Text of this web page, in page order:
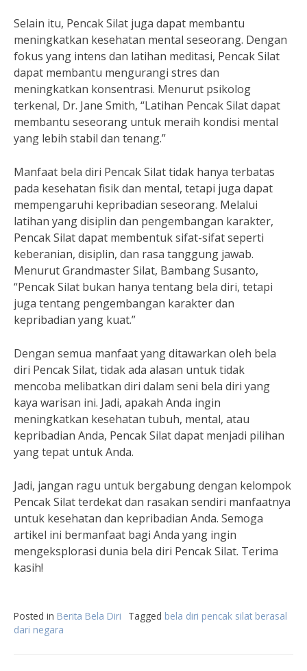
Selain itu, Pencak Silat juga dapat membantu
meningkatkan kesehatan mental seseorang. Dengan
fokus yang intens dan latihan meditasi, Pencak Silat
dapat membantu mengurangi stres dan
meningkatkan konsentrasi. Menurut psikolog
terkenal, Dr. Jane Smith, “Latihan Pencak Silat dapat
membantu seseorang untuk meraih kondisi mental
yang lebih stabil dan tenang.”
Manfaat bela diri Pencak Silat tidak hanya terbatas
pada kesehatan fisik dan mental, tetapi juga dapat
mempengaruhi kepribadian seseorang. Melalui
latihan yang disiplin dan pengembangan karakter,
Pencak Silat dapat membentuk sifat-sifat seperti
keberanian, disiplin, dan rasa tanggung jawab.
Menurut Grandmaster Silat, Bambang Susanto,
“Pencak Silat bukan hanya tentang bela diri, tetapi
juga tentang pengembangan karakter dan
kepribadian yang kuat.”
Dengan semua manfaat yang ditawarkan oleh bela
diri Pencak Silat, tidak ada alasan untuk tidak
mencoba melibatkan diri dalam seni bela diri yang
kaya warisan ini. Jadi, apakah Anda ingin
meningkatkan kesehatan tubuh, mental, atau
kepribadian Anda, Pencak Silat dapat menjadi pilihan
yang tepat untuk Anda.
Jadi, jangan ragu untuk bergabung dengan kelompok
Pencak Silat terdekat dan rasakan sendiri manfaatnya
untuk kesehatan dan kepribadian Anda. Semoga
artikel ini bermanfaat bagi Anda yang ingin
mengeksplorasi dunia bela diri Pencak Silat. Terima
kasih!
Posted in Berita Bela Diri Tagged bela diri pencak silat berasal
dari negara